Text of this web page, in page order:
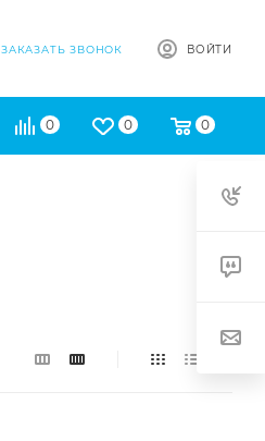
ЗАКАЗАТЬ ЗВОНОК ВОЙТИ
0 0 0